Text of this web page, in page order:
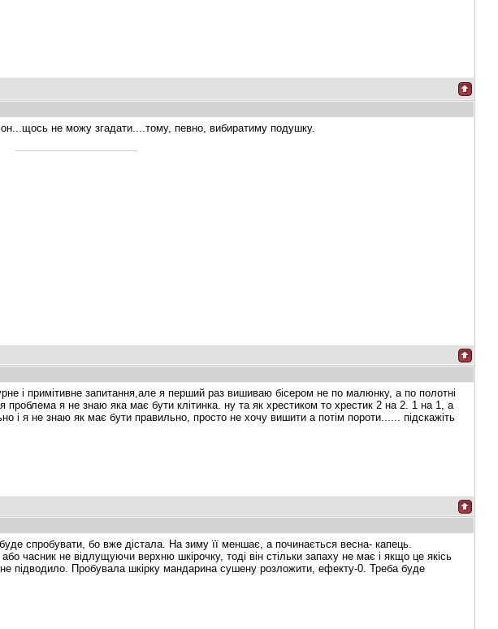
не можу згадати....тому, певно, вибиратиму подушку.
і примітивне запитання,але я перший раз вишиваю бісером не по малюнку, а по полотні
проблема я не знаю яка має бути клітинка. ну та як хрестиком то хрестик 2 на 2. 1 на 1, а
і я не знаю як має бути правильно, просто не хочу вишити а потім пороти...... підскажіть
спробувати, бо вже дістала. На зиму її меншає, а починається весна- капець.
часник не відлущуючи верхню шкірочку, тоді він стільки запаху не має і якщо це якісь
підводило. Пробувала шкірку мандарина сушену розложити, ефекту-0. Треба буде